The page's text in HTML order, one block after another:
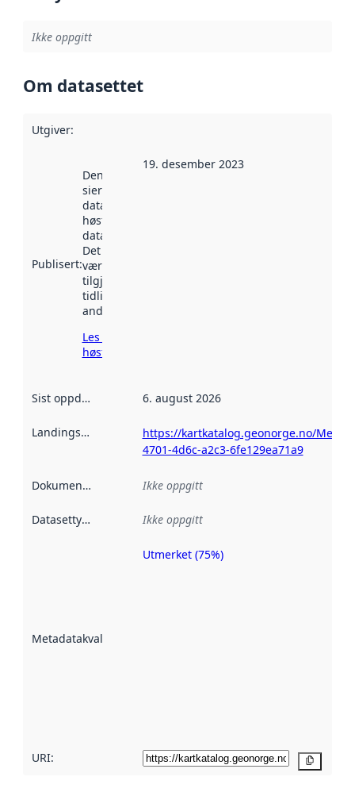
Ikke oppgitt
Om datasettet
Utgiver:
Publisert:
Denne datoen
sier når
datasettet ble
høstet av
data.norge.no.
Det kan ha
vært
tilgjengelig
tidligere
andre steder.
Les mer om
høsting her
19. desember 2023
Sist oppdatert 6. august 2026
Landingsside
https://kartkatalog.geonorge.no/
4701-4d6c-a2c3-6fe129ea71a9
Dokumentasjon Ikke oppgitt
Datasettype Ikke oppgitt
Metadatakvalitet
Metadatakvalitet
Utmerket (75%)
URI: